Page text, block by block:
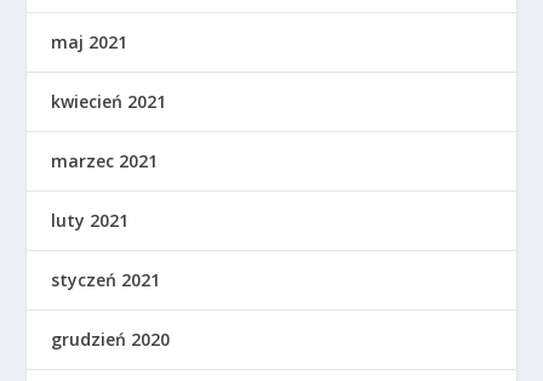
maj 2021
kwiecień 2021
marzec 2021
luty 2021
styczeń 2021
grudzień 2020